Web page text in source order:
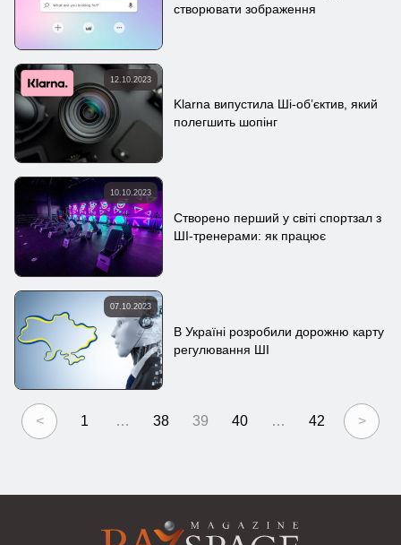
створювати зображення
12.10.2023
Klarna випустила Ші-об’єктив, який
полегшить шопінг
10.10.2023
Створено перший у світі спортзал з
ШІ-тренерами: як працює
07.10.2023
В Україні розробили дорожню карту
регулювання ШІ
< 1 … 38 39 40 … 42 >